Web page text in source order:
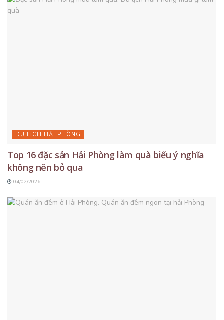
DU LỊCH HẢI PHÒNG
Top 16 đặc sản Hải Phòng làm quà biếu ý nghĩa
không nên bỏ qua
04/02/2026